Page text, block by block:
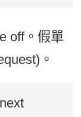
off。假單
。